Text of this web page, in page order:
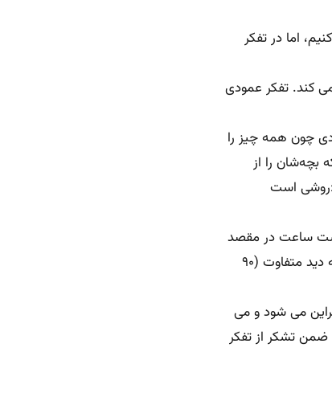
اما در تفکر
کند. تفکر عمودی
چون همه چیز را
بچه‌شان را از
«روشی است
ساعت در مقصد
متفاوت (۹۰
می شود و می
ضمن تشکر از تفکر